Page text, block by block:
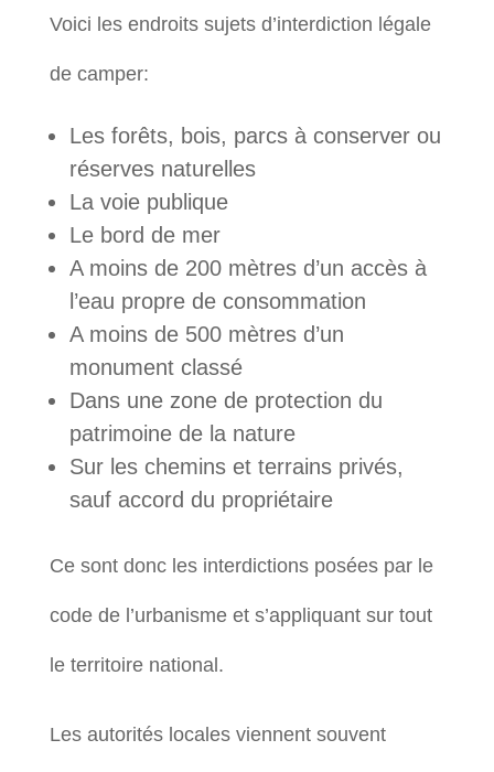
Voici les endroits sujets d’interdiction légale
de camper:
Les forêts, bois, parcs à conserver ou
réserves naturelles
La voie publique
Le bord de mer
A moins de 200 mètres d’un accès à
l’eau propre de consommation
A moins de 500 mètres d’un
monument classé
Dans une zone de protection du
patrimoine de la nature
Sur les chemins et terrains privés,
sauf accord du propriétaire
Ce sont donc les interdictions posées par le
code de l’urbanisme et s’appliquant sur tout
le territoire national.
Les autorités locales viennent souvent